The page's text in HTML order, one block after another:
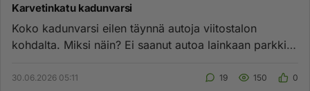
Karvetinkatu kadunvarsi
Koko kadunvarsi eilen täynnä autoja viitostalon
kohdalta. Miksi näin? Ei saanut autoa lainkaan parkkiin
30.06.2026 05:11 19 150 0